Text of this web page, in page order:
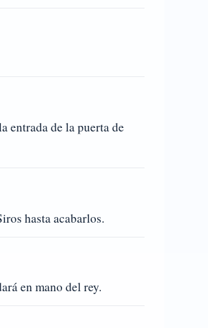
entrada de la puerta de
hasta acabarlos.
en mano del rey.